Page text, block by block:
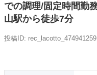
での調理/固定時間勤
山駅から徒歩7分
投稿ID: rec_lacotto_474941259